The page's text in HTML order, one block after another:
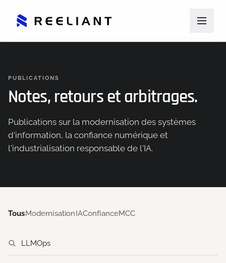
PUBLICATIONS
Notes, retours et arbitrages.
Publications sur la modernisation des systèmes
d'information, la confiance numérique et
l'industrialisation responsable de l'IA.
TousModernisationIAConfianceMCC